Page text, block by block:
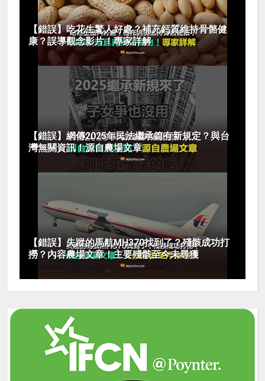
【錯誤】吃花生驚人好處？補充鈣質維持骨骼健
康？誤導觀念影片！專家詳解
【錯誤】網傳2025年民法繼承篇有新規定？與台
灣無關資訊！源自農場文章
【錯誤】失蹤的馬航MH370找到了？殘骸成功打
撈？內容農場文章！主要殘骸至今未尋獲